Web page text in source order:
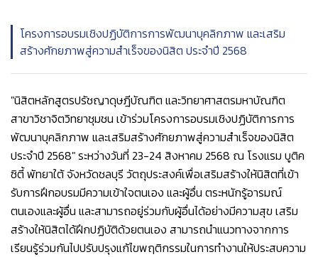
โครงการอบรมเชิงปฏิบัติการการพัฒนาบุคลิกภาพ และเสริม
สร้างศักยภาพสู่ความสำเร็จของนิสิต ประจำปี 2568
"นิสิตหลักสูตรปรัชญาดุษฎีบัณฑิต และวิทยาศาสตรมหาบัณฑิต
สาขาวิชาจิตวิทยาชุมชน เข้าร่วมโครงการอบรมเชิงปฏิบัติการการ
พัฒนาบุคลิกภาพ และเสริมสร้างศักยภาพสู่ความสำเร็จของนิสิต
ประจำปี 2568" ระหว่างวันที่ 23-24 สิงหาคม 2568 ณ โรงแรม บูติค
ซิตี้ พัทยาใต้ จังหวัดชลบุรี วัตถุประสงค์เพื่อเสริมสร้างให้นิสิตที่เข้า
รับการฝึกอบรมมีความเข้าใจตนเอง และผู้อื่น ตระหนักรู้อารมณ์
ตนเองและผู้อื่น และสามารถอยู่ร่วมกับผู้อื่นได้อย่างมีความสุข เสริม
สร้างให้นิสิตได้ฝึกปฏิบัติด้วยตนเอง สามารถนำแนวทางจากการ
เรียนรู้ร่วมกันไปปรับปรุงแก้ไขพฤติกรรมในการทำงานให้ประสบความ